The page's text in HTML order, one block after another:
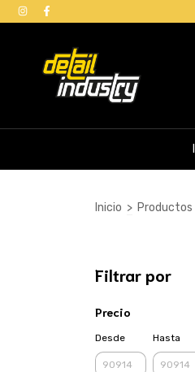
Inicio > Productos
Filtrar por
Precio
Desde Hasta